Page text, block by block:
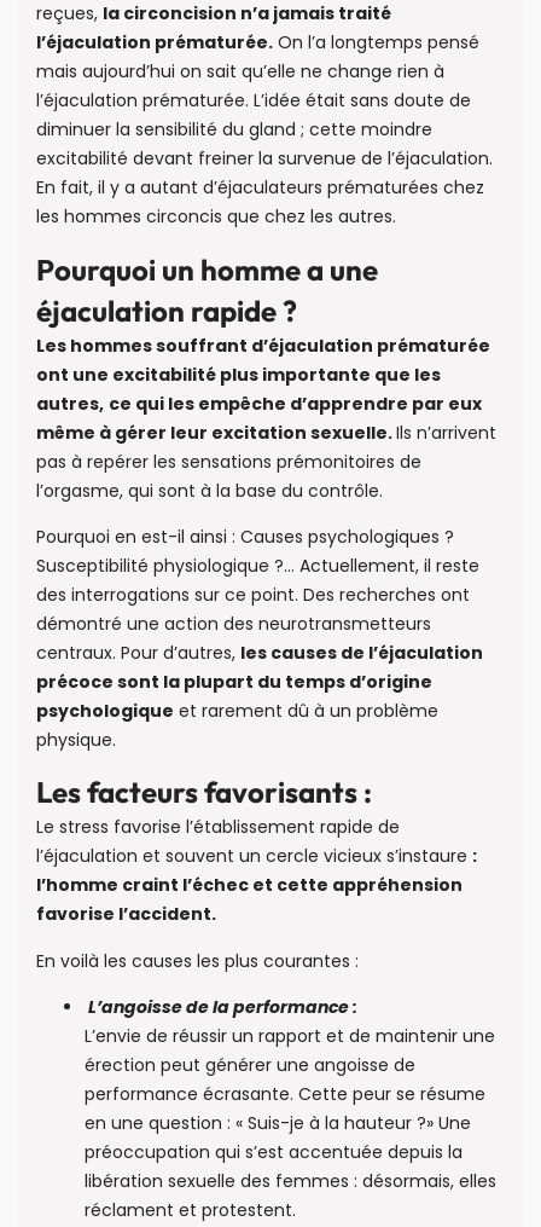
reçues, la circoncision n’a jamais traité
l’éjaculation prématurée. On l’a longtemps pensé
mais aujourd’hui on sait qu’elle ne change rien à
l’éjaculation prématurée. L’idée était sans doute de
diminuer la sensibilité du gland ; cette moindre
excitabilité devant freiner la survenue de l’éjaculation.
En fait, il y a autant d’éjaculateurs prématurées chez
les hommes circoncis que chez les autres.
Pourquoi un homme a une
éjaculation rapide ?
Les hommes souffrant d’éjaculation prématurée
ont une excitabilité plus importante que les
autres, ce qui les empêche d’apprendre par eux
même à gérer leur excitation sexuelle.Ils n’arrivent
pas à repérer les sensations prémonitoires de
l’orgasme, qui sont à la base du contrôle.
Pourquoi en est-il ainsi : Causes psychologiques ?
Susceptibilité physiologique ?… Actuellement, il reste
des interrogations sur ce point. Des recherches ont
démontré une action des neurotransmetteurs
centraux. Pour d’autres, les causes de l’éjaculation
précoce sont la plupart du temps d’origine
psychologique et rarement dû à un problème
physique.
Les facteurs favorisants :
Le stress favorise l’établissement rapide de
l’éjaculation et souvent un cercle vicieux s’instaure :
l’homme craint l’échec et cette appréhension
favorise l’accident.
En voilà les causes les plus courantes :
L’angoisse de la performance :
L’envie de réussir un rapport et de maintenir une
érection peut générer une angoisse de
performance écrasante. Cette peur se résume
en une question : « Suis-je à la hauteur ?» Une
préoccupation qui s’est accentuée depuis la
libération sexuelle des femmes : désormais, elles
réclament et protestent.